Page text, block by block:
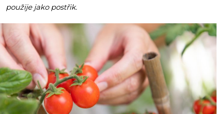
použije jako postřik.